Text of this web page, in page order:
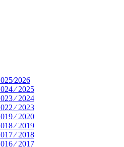
⁄ 2025
⁄ 2024
⁄ 2023
⁄ 2020
⁄ 2019
⁄ 2018
⁄ 2017